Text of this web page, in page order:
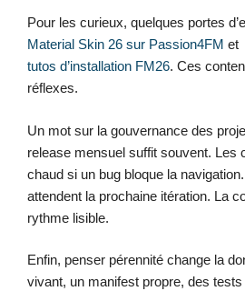
Pour les curieux, quelques portes
Material Skin 26 sur Passion4FM et
tutos d’installation FM26. Ces
réflexes.
Un mot sur la gouvernance des
release mensuel suffit souvent. Les
chaud si un bug bloque la
attendent la prochaine itération. La
rythme lisible.
Enfin, penser pérennité change la
vivant, un manifest propre, des